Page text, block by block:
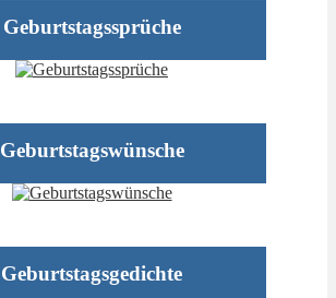
Geburtstagssprüche
Geburtstagswünsche
Geburtstagsgedichte